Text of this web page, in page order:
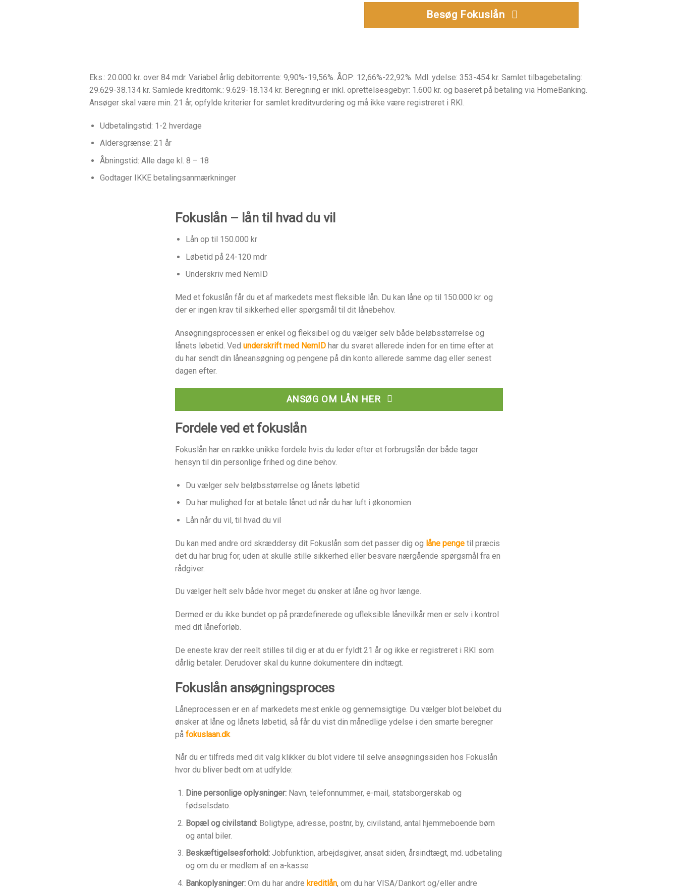
Besøg Fokuslån
Eks.: 20.000 kr. over 84 mdr. Variabel årlig debitorrente: 9,90%-19,56%. ÅOP: 12,66%-22,92%. Mdl. ydelse: 353-454 kr. Samlet tilbagebetaling:
29.629-38.134 kr. Samlede kreditomk.: 9.629-18.134 kr. Beregning er inkl. oprettelsesgebyr: 1.600 kr. og baseret på betaling via HomeBanking.
Ansøger skal være min. 21 år, opfylde kriterier for samlet kreditvurdering og må ikke være registreret i RKI.
Udbetalingstid: 1-2 hverdage
Aldersgrænse: 21 år
Åbningstid: Alle dage kl. 8 – 18
Godtager IKKE betalingsanmærkninger
Fokuslån – lån til hvad du vil
Lån op til 150.000 kr
Løbetid på 24-120 mdr
Underskriv med NemID
Med et fokuslån får du et af markedets mest fleksible lån. Du kan låne op til 150.000 kr. og
der er ingen krav til sikkerhed eller spørgsmål til dit lånebehov.
Ansøgningsprocessen er enkel og fleksibel og du vælger selv både beløbsstørrelse og
lånets løbetid. Ved underskrift med NemID har du svaret allerede inden for en time efter at
du har sendt din låneansøgning og pengene på din konto allerede samme dag eller senest
dagen efter.
ANSØG OM LÅN HER
Fordele ved et fokuslån
Fokuslån har en række unikke fordele hvis du leder efter et forbrugslån der både tager
hensyn til din personlige frihed og dine behov.
Du vælger selv beløbsstørrelse og lånets løbetid
Du har mulighed for at betale lånet ud når du har luft i økonomien
Lån når du vil, til hvad du vil
Du kan med andre ord skræddersy dit Fokuslån som det passer dig og låne penge til præcis
det du har brug for, uden at skulle stille sikkerhed eller besvare nærgående spørgsmål fra en
rådgiver.
Du vælger helt selv både hvor meget du ønsker at låne og hvor længe.
Dermed er du ikke bundet op på prædefinerede og ufleksible lånevilkår men er selv i kontrol
med dit låneforløb.
De eneste krav der reelt stilles til dig er at du er fyldt 21 år og ikke er registreret i RKI som
dårlig betaler. Derudover skal du kunne dokumentere din indtægt.
Fokuslån ansøgningsproces
Låneprocessen er en af markedets mest enkle og gennemsigtige. Du vælger blot beløbet du
ønsker at låne og lånets løbetid, så får du vist din månedlige ydelse i den smarte beregner
på fokuslaan.dk
Når du er tilfreds med dit valg klikker du blot videre til selve ansøgningssiden hos Fokuslån
hvor du bliver bedt om at udfylde:
Dine personlige oplysninger:Navn, telefonnummer, e-mail, statsborgerskab og
fødselsdato.
Bopæl og civilstand:Boligtype, adresse, postnr, by, civilstand, antal hjemmeboende børn
og antal biler.
Beskæftigelsesforhold:Jobfunktion, arbejdsgiver, ansat siden, årsindtægt, md. udbetaling
og om du er medlem af en a-kasse
Bankoplysninger:Om du har andre kreditlån, om du har VISA/Dankort og/eller andre